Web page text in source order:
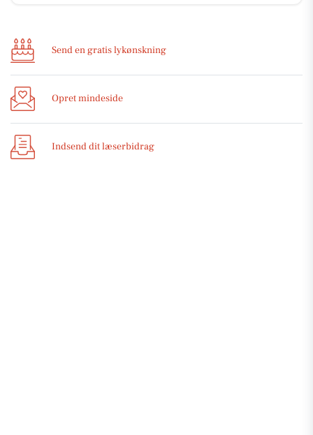
Send en gratis lykønskning
Opret mindeside
Indsend dit læserbidrag